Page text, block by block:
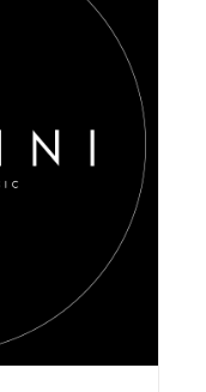
DETAILS